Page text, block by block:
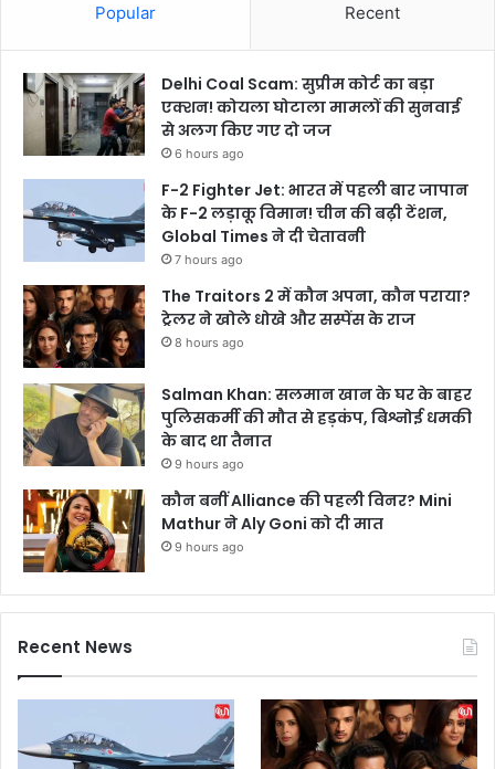
Popular Recent
Delhi Coal Scam: सुप्रीम कोर्ट का बड़ा
एक्शन! कोयला घोटाला मामलों की सुनवाई
से अलग किए गए दो जज
6 hours ago
F-2 Fighter Jet: भारत में पहली बार जापान
के F-2 लड़ाकू विमान! चीन की बढ़ी टेंशन,
Global Times ने दी चेतावनी
7 hours ago
The Traitors 2 में कौन अपना, कौन पराया?
ट्रेलर ने खोले धोखे और सस्पेंस के राज
8 hours ago
Salman Khan: सलमान खान के घर के बाहर
पुलिसकर्मी की मौत से हड़कंप, बिश्नोई धमकी
के बाद था तैनात
9 hours ago
कौन बनीं Alliance की पहली विनर? Mini
Mathur ने Aly Goni को दी मात
9 hours ago
Recent News